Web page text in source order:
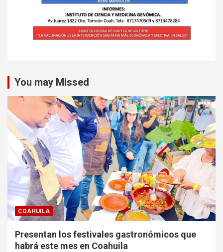
You may Missed
COAHUILA
Presentan los festivales gastronómicos que
habrá este mes en Coahuila